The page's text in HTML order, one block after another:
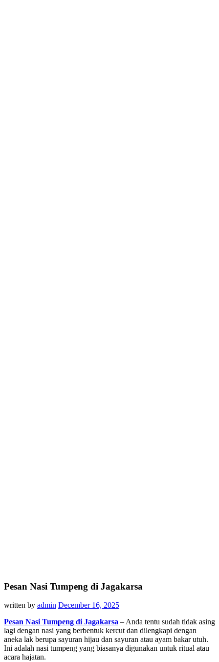
Pesan Nasi Tumpeng di Jagakarsa
written by admin December 16, 2025
Pesan Nasi Tumpeng di Jagakarsa – Anda tentu sudah tidak asing
lagi dengan nasi yang berbentuk kercut dan dilengkapi dengan
aneka lak berupa sayuran hijau dan sayuran atau ayam bakar utuh.
Ini adalah nasi tumpeng yang biasanya digunakan untuk ritual atau
acara hajatan.